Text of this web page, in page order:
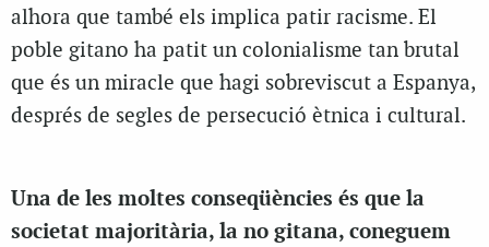
alhora que també els implica patir racisme. El
poble gitano ha patit un colonialisme tan brutal
que és un miracle que hagi sobreviscut a Espanya,
després de segles de persecució ètnica i cultural.
Una de les moltes conseqüències és que la
societat majoritària, la no gitana, coneguem